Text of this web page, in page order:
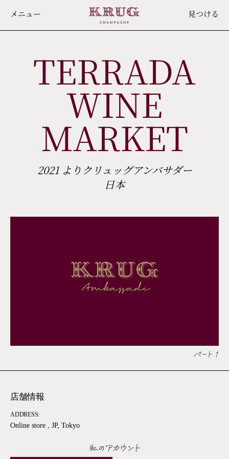
メニュー 見つける
TERRADA
WINE
MARKET
2021 よりクリュッグアンバサダー
日本
パート 1
店舗情報
ADDRESS:
Online store , JP, Tokyo
私のアカウント